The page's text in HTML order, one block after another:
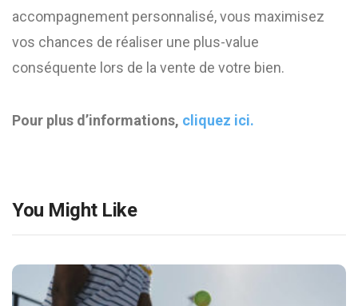
accompagnement personnalisé, vous maximisez
vos chances de réaliser une plus-value
conséquente lors de la vente de votre bien.
Pour plus d’informations, cliquez ici.
You Might Like